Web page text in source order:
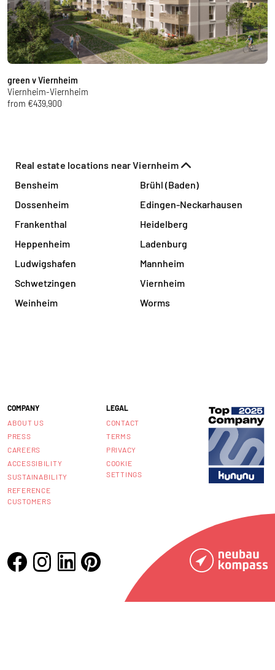
green v Viernheim
Viernheim-Viernheim
from €439,900
Real estate locations near Viernheim
Bensheim
Brühl (Baden)
Dossenheim
Edingen-Neckarhausen
Frankenthal
Heidelberg
Heppenheim
Ladenburg
Ludwigshafen
Mannheim
Schwetzingen
Viernheim
Weinheim
Worms
COMPANY
ABOUT US
PRESS
CAREERS
ACCESSIBILITY
SUSTAINABILITY
REFERENCE
CUSTOMERS
LEGAL
CONTACT
TERMS
PRIVACY
COOKIE
SETTINGS